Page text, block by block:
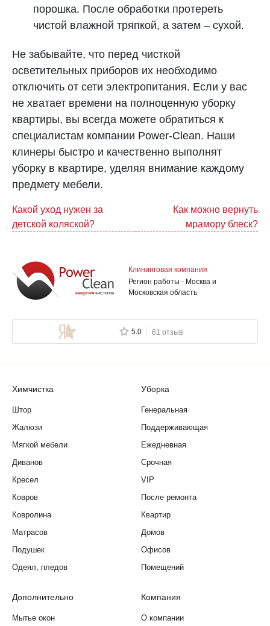
порошка. После обработки протереть
чистой влажной тряпкой, а затем – сухой.
Не забывайте, что перед чисткой
осветительных приборов их необходимо
отключить от сети электропитания. Если у вас
не хватает времени на полноценную уборку
квартиры, вы всегда можете обратиться к
специалистам компании Power-Clean. Наши
клинеры быстро и качественно выполнят
уборку в квартире, уделяя внимание каждому
предмету мебели.
Навигация
по
Какой уход нужен за
детской коляской?
Как можно вернуть
мрамору блеск?
Клининговая компания
Регион работы - Москва и
Московская область
5.0 61 отзыв
Химчистка
Штор
Жалюзи
Мягкой мебели
Диванов
Кресел
Ковров
Ковролина
Матрасов
Подушек
Одеял, пледов
Уборка
Генеральная
Поддерживающая
Ежедневная
Срочная
VIP
После ремонта
Квартир
Домов
Офисов
Помещений
Дополнительно
Мытье окон
Компания
О компании